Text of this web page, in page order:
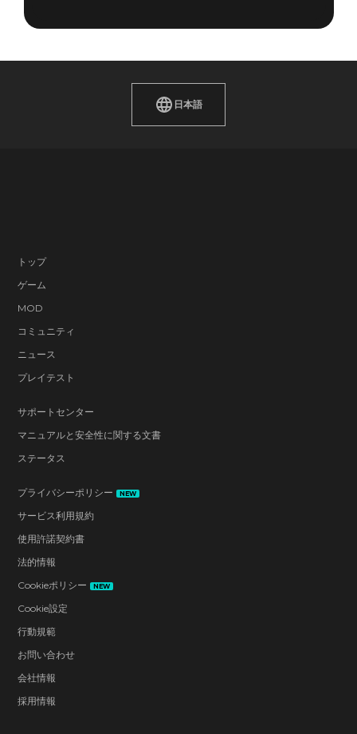
日本語
トップ
ゲーム
MOD
コミュニティ
ニュース
プレイテスト
サポートセンター
マニュアルと安全性に関する文書
ステータス
プライバシーポリシー NEW
サービス利用規約
使用許諾契約書
法的情報
Cookieポリシー
NEW
Cookie設定
行動規範
お問い合わせ
会社情報
採用情報